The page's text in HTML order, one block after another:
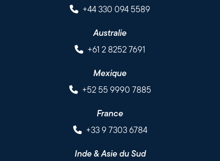
+44 330 094 5589
Australie
+61 2 8252 7691
Mexique
+52 55 9990 7885
France
+33 9 7303 6784
Inde & Asie du Sud